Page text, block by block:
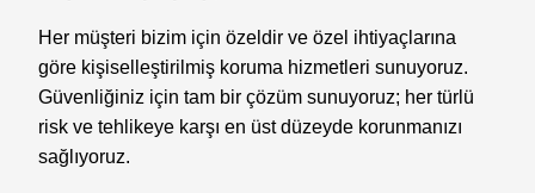
Her müşteri bizim için özeldir ve özel ihtiyaçlarına
göre kişiselleştirilmiş koruma hizmetleri sunuyoruz.
Güvenliğiniz için tam bir çözüm sunuyoruz; her türlü
risk ve tehlikeye karşı en üst düzeyde korunmanızı
sağlıyoruz.